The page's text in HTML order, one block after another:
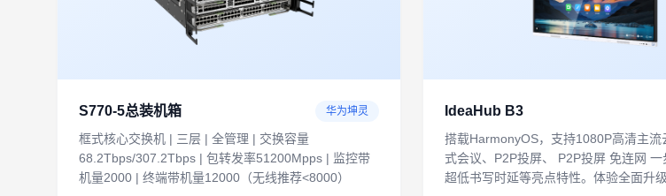
S770-5总装机箱 华为坤灵
框式核心交换机 | 三层 | 全管理 | 交换容量
68.2Tbps/307.2Tbps | 包转发率51200Mpps | 监控带
机量2000 | 终端带机量12000（无线推荐<8000）
IdeaHub B3
搭载HarmonyOS，支持1080P高清主流
式会议、P2P投屏、 P2P投屏 免连网
超低书写时延等亮点特性。体验全面升